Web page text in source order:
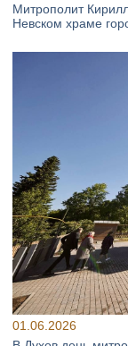
Митрополит
Невском храме
01.06.2026